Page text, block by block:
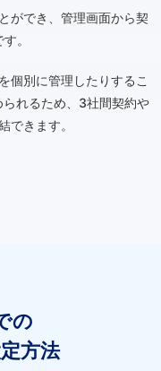
ができ、管理画面から契
。
個別に管理したりするこ
れるため、3社間契約や
できます。
の
方法